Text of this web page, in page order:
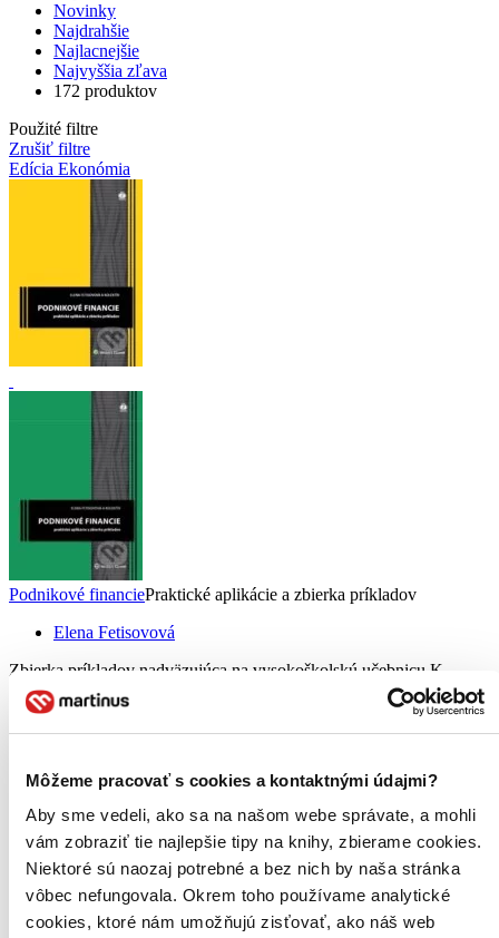
Môžeme pracovať s cookies a kontaktnými údajmi?
Aby sme vedeli, ako sa na našom webe správate, a mohli
vám zobraziť tie najlepšie tipy na knihy, zbierame cookies.
Niektoré sú naozaj potrebné a bez nich by naša stránka
vôbec nefungovala. Okrem toho používame analytické
cookies, ktoré nám umožňujú zisťovať, ako náš web
Novinky
Najdrahšie
Najlacnejšie
Najvyššia zľava
172 produktov
Použité filtre
Zrušiť filtre
Edícia Ekonómia
Podnikové financiePraktické aplikácie a zbierka príkladov
Elena Fetisovová
Zbierka príkladov nadväzujúca na vysokoškolskú učebnicu K.
Vlachynský a kol.: Podnikové financie spracúva problematiku
aplikačným spôsobom. Každá kapitola má teoretické východiská
danej problematiky, na ktorú nadväzujú riešené a neriešené
Kniha brožovaná väzba
12,80 €
Tento produkt momentálne nemáme na sklade, ale zvyčajne
vám ho vieme zabezpečiť a odoslať do 3 – 5 dní. A
posnažíme sa aj trochu rýchlejšie!
Pridať do zoznamu
Vložiť do košíka